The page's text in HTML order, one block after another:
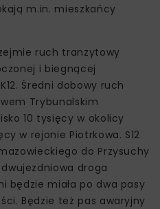
m.in. mieszkańcy
ruch tranzytowy
i biegnącej
Średni dobowy ruch
Trybunalskim
10 tysięcy w okolicy
w rejonie Piotrkowa. S12
do Przysuchy
droga
będzie miała po dwa pasy
Będzie też pas awaryjny